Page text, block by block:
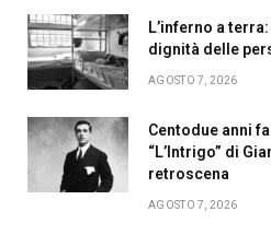
L’inferno a
dignità delle
AGOSTO 7, 2026
Centodue anni
“L’Intrigo” di
retroscena
AGOSTO 7, 2026